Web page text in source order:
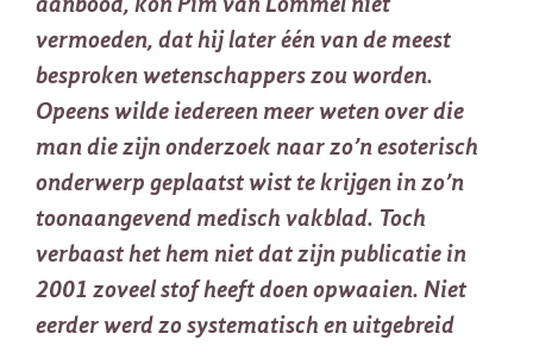
vermoeden, dat hij later één van de meest
besproken wetenschappers zou worden.
Opeens wilde iedereen meer weten over die
man die zijn onderzoek naar zo’n esoterisch
onderwerp geplaatst wist te krijgen in zo’n
toonaangevend medisch vakblad. Toch
verbaast het hem niet dat zijn publicatie in
2001 zoveel stof heeft doen opwaaien. Niet
eerder werd zo systematisch en uitgebreid